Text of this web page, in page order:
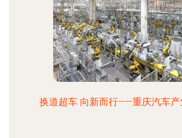
换道超车 向新而行——重庆汽车产